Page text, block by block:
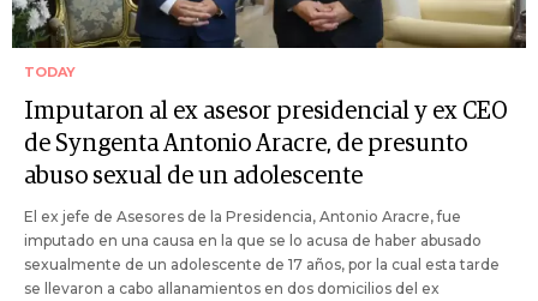
TODAY
Imputaron al ex asesor presidencial y ex CEO
de Syngenta Antonio Aracre, de presunto
abuso sexual de un adolescente
El ex jefe de Asesores de la Presidencia, Antonio Aracre, fue
imputado en una causa en la que se lo acusa de haber abusado
sexualmente de un adolescente de 17 años, por la cual esta tarde
se llevaron a cabo allanamientos en dos domicilios del ex